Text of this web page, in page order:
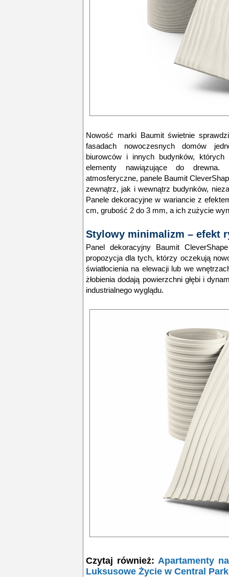
Nowość marki Baumit świetnie
fasadach nowoczesnych domów
biurowców i innych budynków, których
elementy nawiązujące do
atmosferyczne, panele Baumit
zewnątrz, jak i wewnątrz budynków,
Panele dekoracyjne w wariancie z
cm, grubość 2 do 3 mm, a ich zużycie
Stylowy minimalizm – efekt
Panel dekoracyjny Baumit
propozycja dla tych, którzy oczekują
światłocienia na elewacji lub we
żłobienia dodają powierzchni głębi i
industrialnego wyglądu.
Czytaj również: Apartamenty
Luksusowe Życie w Central Park